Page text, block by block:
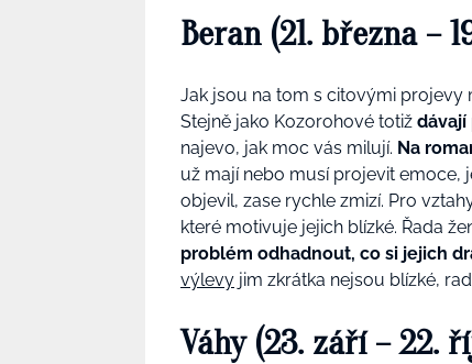
Beran (21. března –
Jak jsou na tom s citovými projevy
Stejně jako Kozorohové totiž dávají
najevo, jak moc vás milují. Na
už mají nebo musí projevit emoce,
objevil, zase rychle zmizí. Pro
které motivuje jejich blízké. Řada
problém odhadnout, co si jejich
výlevy jim zkrátka nejsou blízké,
Váhy (23. září – 22.